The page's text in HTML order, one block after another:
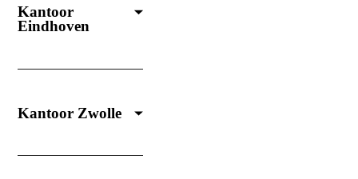
Kantoor
Eindhoven
Kantoor Zwolle